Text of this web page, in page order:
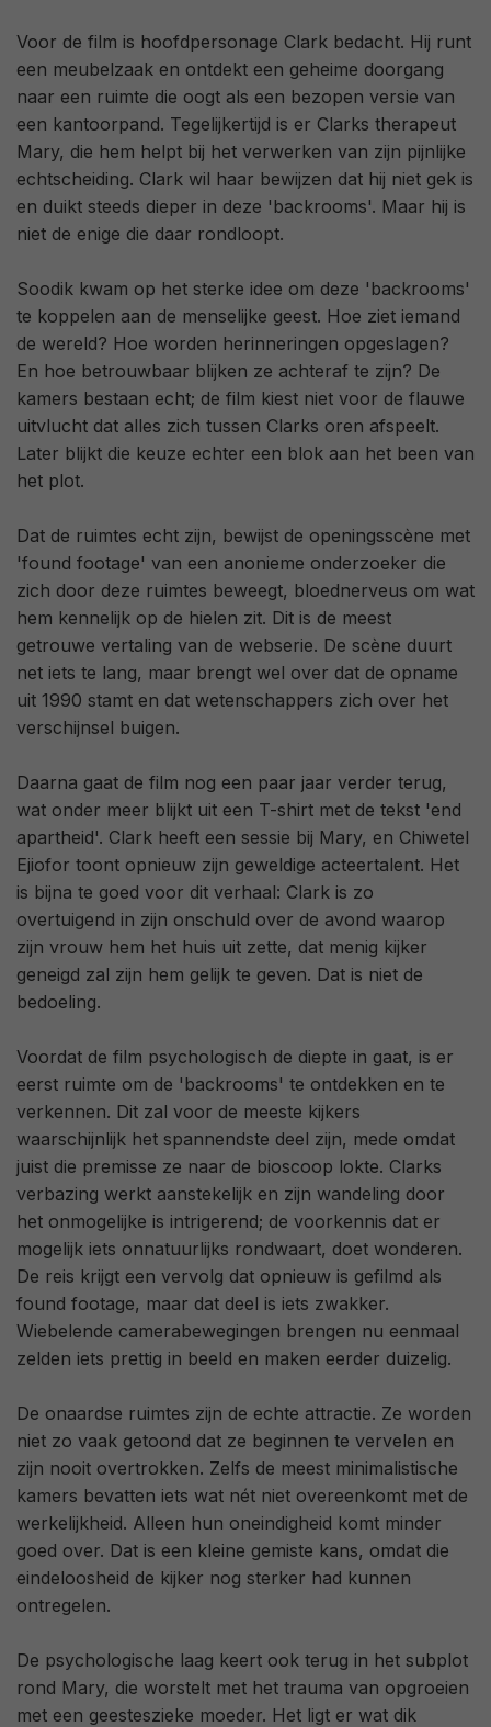
Voor de film is hoofdpersonage Clark bedacht. Hij runt
een meubelzaak en ontdekt een geheime doorgang
naar een ruimte die oogt als een bezopen versie van
een kantoorpand. Tegelijkertijd is er Clarks therapeut
Mary, die hem helpt bij het verwerken van zijn pijnlijke
echtscheiding. Clark wil haar bewijzen dat hij niet gek is
en duikt steeds dieper in deze 'backrooms'. Maar hij is
niet de enige die daar rondloopt.
Soodik kwam op het sterke idee om deze 'backrooms'
te koppelen aan de menselijke geest. Hoe ziet iemand
de wereld? Hoe worden herinneringen opgeslagen?
En hoe betrouwbaar blijken ze achteraf te zijn? De
kamers bestaan echt; de film kiest niet voor de flauwe
uitvlucht dat alles zich tussen Clarks oren afspeelt.
Later blijkt die keuze echter een blok aan het been van
het plot.
Dat de ruimtes echt zijn, bewijst de openingsscène met
'found footage' van een anonieme onderzoeker die
zich door deze ruimtes beweegt, bloednerveus om wat
hem kennelijk op de hielen zit. Dit is de meest
getrouwe vertaling van de webserie. De scène duurt
net iets te lang, maar brengt wel over dat de opname
uit 1990 stamt en dat wetenschappers zich over het
verschijnsel buigen.
Daarna gaat de film nog een paar jaar verder terug,
wat onder meer blijkt uit een T-shirt met de tekst 'end
apartheid'. Clark heeft een sessie bij Mary, en Chiwetel
Ejiofor toont opnieuw zijn geweldige acteertalent. Het
is bijna te goed voor dit verhaal: Clark is zo
overtuigend in zijn onschuld over de avond waarop
zijn vrouw hem het huis uit zette, dat menig kijker
geneigd zal zijn hem gelijk te geven. Dat is niet de
bedoeling.
Voordat de film psychologisch de diepte in gaat, is er
eerst ruimte om de 'backrooms' te ontdekken en te
verkennen. Dit zal voor de meeste kijkers
waarschijnlijk het spannendste deel zijn, mede omdat
juist die premisse ze naar de bioscoop lokte. Clarks
verbazing werkt aanstekelijk en zijn wandeling door
het onmogelijke is intrigerend; de voorkennis dat er
mogelijk iets onnatuurlijks rondwaart, doet wonderen.
De reis krijgt een vervolg dat opnieuw is gefilmd als
found footage, maar dat deel is iets zwakker.
Wiebelende camerabewegingen brengen nu eenmaal
zelden iets prettig in beeld en maken eerder duizelig.
De onaardse ruimtes zijn de echte attractie. Ze worden
niet zo vaak getoond dat ze beginnen te vervelen en
zijn nooit overtrokken. Zelfs de meest minimalistische
kamers bevatten iets wat nét niet overeenkomt met de
werkelijkheid. Alleen hun oneindigheid komt minder
goed over. Dat is een kleine gemiste kans, omdat die
eindeloosheid de kijker nog sterker had kunnen
ontregelen.
De psychologische laag keert ook terug in het subplot
rond Mary, die worstelt met het trauma van opgroeien
met een geesteszieke moeder. Het ligt er wat dik